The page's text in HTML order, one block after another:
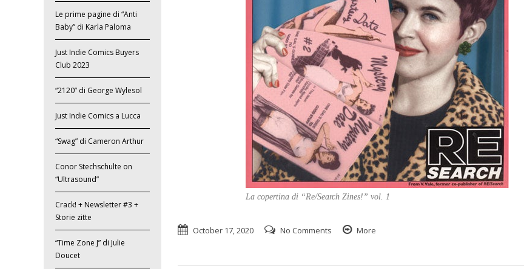
La copertina di “Re/Search Zines!” vol. 1
October 17, 2020 No Comments More
Le prime pagine di “Anti
Baby” di Karla Paloma
Just Indie Comics Buyers
Club 2023
“2120” di George Wylesol
Just Indie Comics a Lucca
“Swag” di Cameron Arthur
Conor Stechschulte on
“Ultrasound”
Crack! + Newsletter #3 +
Storie zitte
“Time Zone J” di Julie
Doucet